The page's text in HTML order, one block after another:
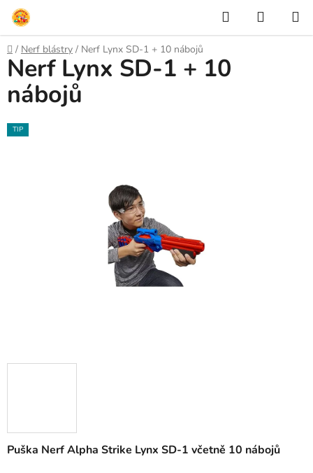
Přejít
obsah
Hledat
KOŠÍK
Domů
/ Nerf blástry / Nerf Lynx SD-1 + 10 nábojů
Puška Nerf Alpha Strike Lynx SD-1 včetně 10 nábojů
Nerf Lynx SD-1 + 10
nábojů
TIP